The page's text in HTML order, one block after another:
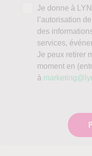
Je donne à
l’autorisation
des
services,
Je peux retirer
moment en
à